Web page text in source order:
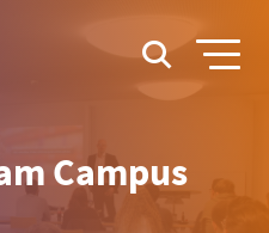
Campus